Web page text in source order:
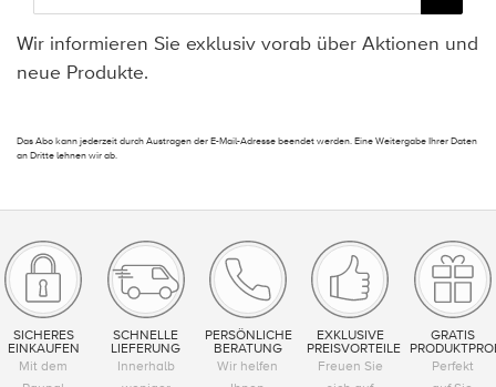
Wir informieren Sie exklusiv vorab über Aktionen und
neue Produkte.
Das Abo kann jederzeit durch Austragen der E-Mail-Adresse beendet werden. Eine Weitergabe Ihrer Daten
an Dritte lehnen wir ab.
SICHERES
EINKAUFEN
Mit dem
SCHNELLE
LIEFERUNG
Innerhalb
PERSÖNLICHE
BERATUNG
Wir helfen
EXKLUSIVE
PREISVORTEILE
Freuen Sie
GRATIS
Perfekt